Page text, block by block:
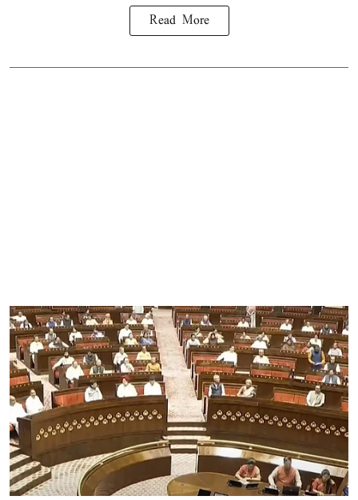
Read More